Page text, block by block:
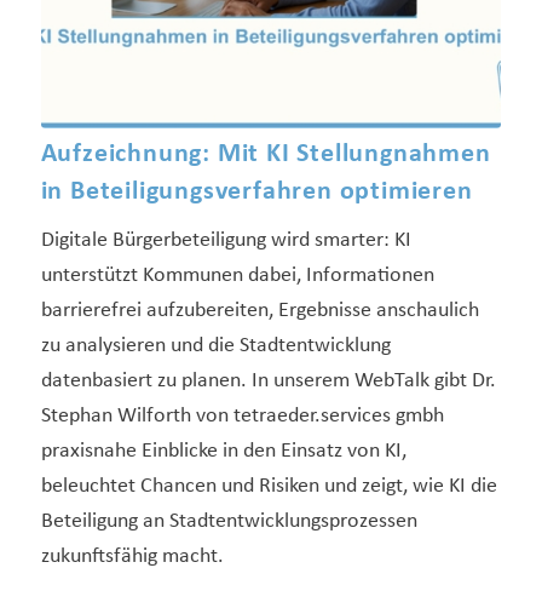
Aufzeichnung: Mit KI Stellungnahmen
in Beteiligungsverfahren optimieren
Digitale Bürgerbeteiligung wird smarter: KI
unterstützt Kommunen dabei, Informationen
barrierefrei aufzubereiten, Ergebnisse anschaulich
zu analysieren und die Stadtentwicklung
datenbasiert zu planen. In unserem WebTalk gibt Dr.
Stephan Wilforth von tetraeder.services gmbh
praxisnahe Einblicke in den Einsatz von KI,
beleuchtet Chancen und Risiken und zeigt, wie KI die
Beteiligung an Stadtentwicklungsprozessen
zukunftsfähig macht.